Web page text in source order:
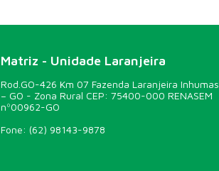
Matriz - Unidade Laranjeira
Rod.GO-426 Km 07 Fazenda Laranjeira Inhumas
– GO - Zona Rural CEP: 75400-000 RENASEM
nº00962-GO
Fone: (62) 98143-9878